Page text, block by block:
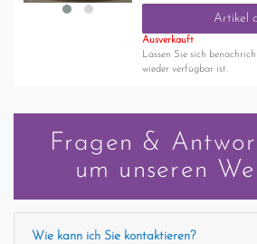
Artikel
Ausverkauft
Lassen Sie sich
wieder verfügbar ist.
Fragen &
um unseren
Wie kann ich Sie kontaktieren?